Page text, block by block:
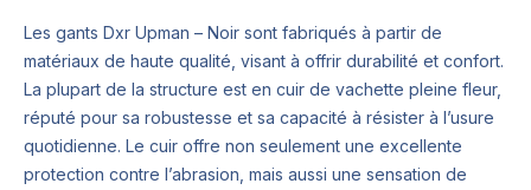
Les gants Dxr Upman – Noir sont fabriqués à partir de
matériaux de haute qualité, visant à offrir durabilité et confort.
La plupart de la structure est en cuir de vachette pleine fleur,
réputé pour sa robustesse et sa capacité à résister à l’usure
quotidienne. Le cuir offre non seulement une excellente
protection contre l’abrasion, mais aussi une sensation de